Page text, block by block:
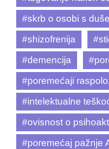
#skrb o osobi s
#shizofrenija
#demencija
#poremećaji
#intelektualne
#ovisnost o
#poremećaj pažnje